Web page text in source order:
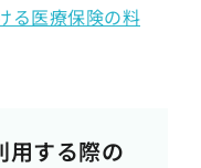
る医療保険の料
用する際の